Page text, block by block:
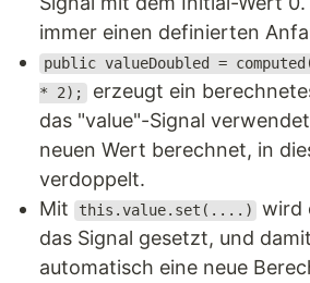
immer einen definierten
public valueDoubled =
* 2); erzeugt ein
das "value"-Signal
neuen Wert berechnet, in
verdoppelt.
Mit
this.value.set(....)
wird
das Signal gesetzt, und
automatisch eine neue